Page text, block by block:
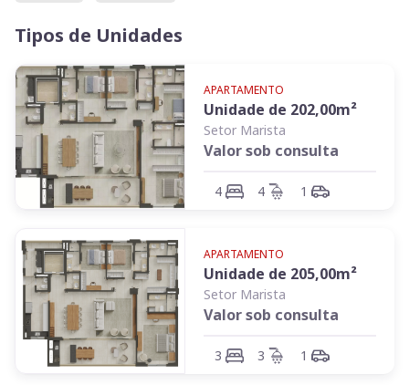
Elevador privativo
Suíte master com closet
Varanda com opção de churrasqueira
Ar-condicionado multisplit
Tipos de Unidades
APARTAMENTO
Unidade de 202,00m²
Setor Marista
Valor sob consulta
4 4 1
APARTAMENTO
Unidade de 205,00m²
Setor Marista
Valor sob consulta
3 3 1